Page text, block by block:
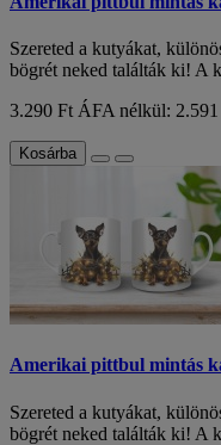
Szereted a kutyákat,
bögrét neked találták ki! A
3.290 Ft ÁFA nélkül:
Kosárba
Amerikai pittbul mintás
Szereted a kutyákat,
bögrét neked találták ki! A